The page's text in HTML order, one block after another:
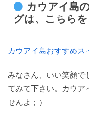
カウアイ島
グは、こちらを
カウアイ島おすすめス
みなさん、いい笑顔で
てみて下さい。カウア
せんよ；）